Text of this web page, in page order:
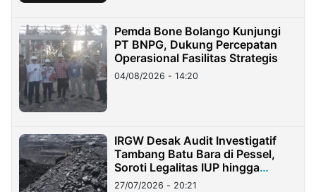
Pemda Bone Bolango Kunjungi
PT BNPG, Dukung Percepatan
Operasional Fasilitas Strategis
04/08/2026 - 14:20
IRGW Desak Audit Investigatif
Tambang Batu Bara di Pessel,
Soroti Legalitas IUP hingga
Stockpile
27/07/2026 - 20:21